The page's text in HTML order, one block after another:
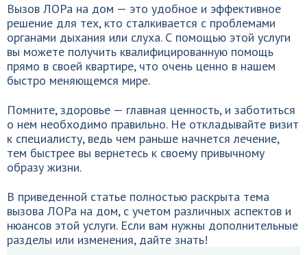
Вызов ЛОРа на дом — это удобное и эффективное
решение для тех, кто сталкивается с проблемами
органами дыхания или слуха. С помощью этой услуги
вы можете получить квалифицированную помощь
прямо в своей квартире, что очень ценно в нашем
быстро меняющемся мире.
Помните, здоровье — главная ценность, и заботиться
о нем необходимо правильно. Не откладывайте визит
к специалисту, ведь чем раньше начнется лечение,
тем быстрее вы вернетесь к своему привычному
образу жизни.
В приведенной статье полностью раскрыта тема
вызова ЛОРа на дом, с учетом различных аспектов и
нюансов этой услуги. Если вам нужны дополнительные
разделы или изменения, дайте знать!